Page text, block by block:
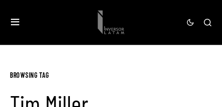
BROWSING TAG